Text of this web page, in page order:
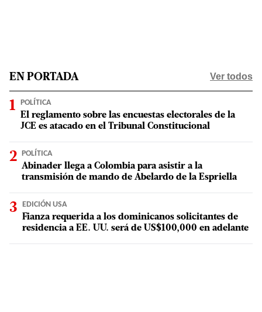
EN PORTADA Ver todos
POLÍTICA
El reglamento sobre las encuestas electorales de la
JCE es atacado en el Tribunal Constitucional
POLÍTICA
Abinader llega a Colombia para asistir a la
transmisión de mando de Abelardo de la Espriella
EDICIÓN USA
Fianza requerida a los dominicanos solicitantes de
residencia a EE. UU. será de US$100,000 en adelante